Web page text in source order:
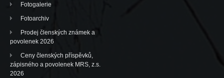
Fotogalerie
Fotoarchiv
Prodej členských známek a
povolenek 2026
Ceny členských příspěvků,
zápisného a povolenek MRS, z.s.
2026